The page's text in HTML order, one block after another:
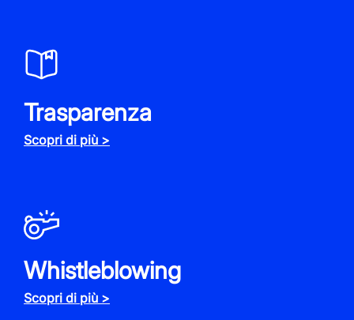
Trasparenza
Scopri di più >
Whistleblowing
Scopri di più >